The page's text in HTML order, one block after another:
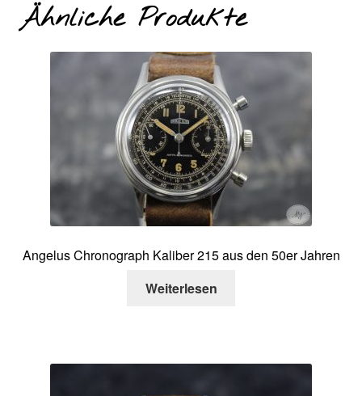
Ähnliche Produkte
Angelus Chronograph Kaliber 215 aus den 50er Jahren
Weiterlesen